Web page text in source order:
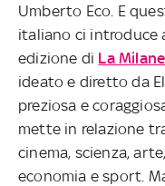
Umberto Eco. E
italiano ci introduce
edizione di La
ideato e diretto da
preziosa e
mette in relazione
cinema, scienza,
economia e sport.